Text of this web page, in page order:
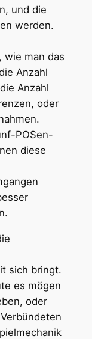
und die
werden.
wie man das
Anzahl
Anzahl
oder
POSen-
diese
sich bringt.
es mögen
oder